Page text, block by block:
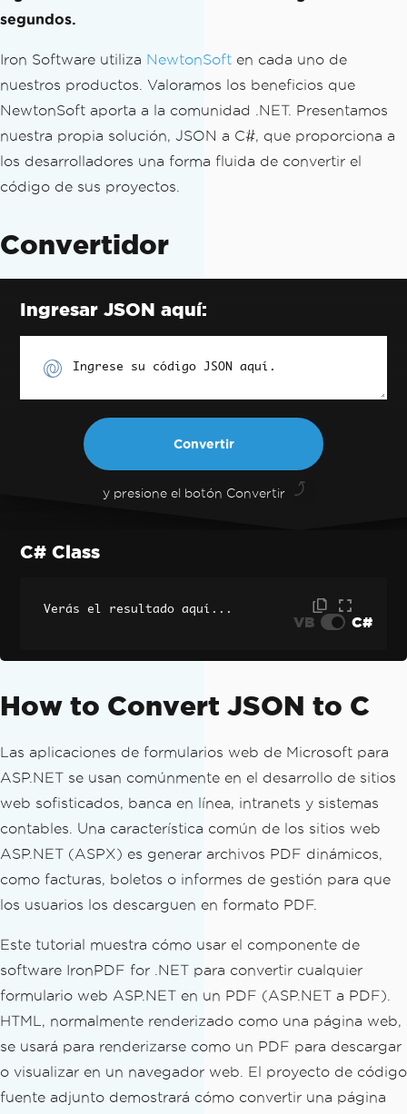
segundos.
Iron Software utiliza NewtonSoft en cada uno de
nuestros productos. Valoramos los beneficios que
NewtonSoft aporta a la comunidad .NET. Presentamos
nuestra propia solución, JSON a C#, que proporciona a
los desarrolladores una forma fluida de convertir el
código de sus proyectos.
Convertidor
Ingresar JSON aquí:
Ingrese su código JSON aquí.
Convertir
y presione el botón Convertir
C# Class
Verás el resultado aquí...
VB C#
How to Convert JSON to C
Las aplicaciones de formularios web de Microsoft para
ASP.NET se usan comúnmente en el desarrollo de sitios
web sofisticados, banca en línea, intranets y sistemas
contables. Una característica común de los sitios web
ASP.NET (ASPX) es generar archivos PDF dinámicos,
como facturas, boletos o informes de gestión para que
los usuarios los descarguen en formato PDF.
Este tutorial muestra cómo usar el componente de
software IronPDF for .NET para convertir cualquier
formulario web ASP.NET en un PDF (ASP.NET a PDF).
HTML, normalmente renderizado como una página web,
se usará para renderizarse como un PDF para descargar
o visualizar en un navegador web. El proyecto de código
fuente adjunto demostrará cómo convertir una página